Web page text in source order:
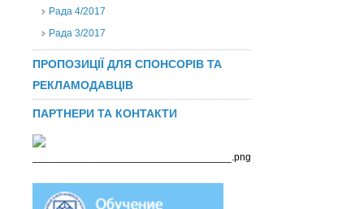
Рада 4/2017
Рада 3/2017
ПРОПОЗИЦІЇ ДЛЯ СПОНСОРІВ ТА
РЕКЛАМОДАВЦІВ
ПАРТНЕРИ ТА КОНТАКТИ